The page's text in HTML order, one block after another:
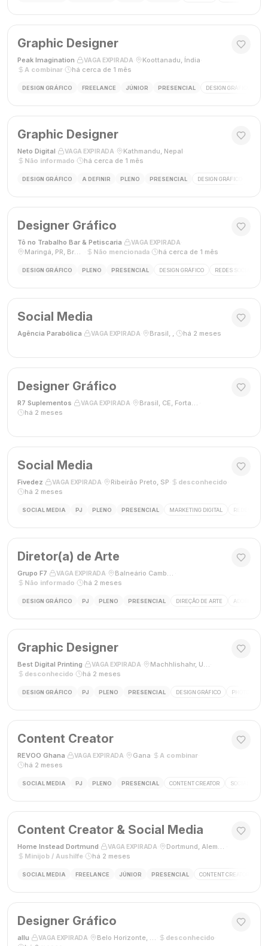
Graphic Designer
Peak Imagination VAGA EXPIRADA Koottanadu, Índia
A combinar
há cerca de 1 mês
DESIGN GRÁFICO FREELANCE JÚNIOR PRESENCIAL DESIGN GRÁFICO
Graphic Designer
Neto Digital VAGA EXPIRADA Kathmandu, Nepal
Não informado
há cerca de 1 mês
DESIGN GRÁFICO A DEFINIR PLENO PRESENCIAL DESIGN GRÁFICO
Designer Gráfico
Tô no Trabalho Bar & Petiscaria VAGA EXPIRADA
Maringá, PR, Brasil
Não mencionada há cerca de 1 mês
DESIGN GRÁFICO PLENO PRESENCIAL DESIGN GRÁFICO REDES SOCIAIS
Social Media
Agência Parabólica VAGA EXPIRADA Brasil, , há 2 meses
Designer Gráfico
R7 Suplementos VAGA EXPIRADA Brasil, CE, Fortaleza
há 2 meses
Social Media
Fivedez VAGA EXPIRADA Ribeirão Preto, SP desconhecido
há 2 meses
SOCIAL MEDIA PJ PLENO PRESENCIAL MARKETING DIGITAL REDES
Diretor(a) de Arte
Grupo F7 VAGA EXPIRADA Balneário Camboriú, SC, Brasil
Não informado
há 2 meses
DESIGN GRÁFICO PJ PLENO PRESENCIAL DIREÇÃO DE ARTE ADOBE
Graphic Designer
Best Digital Printing VAGA EXPIRADA Machhlishahr, Uttar Pradesh, Índia
desconhecido
há 2 meses
DESIGN GRÁFICO PJ PLENO PRESENCIAL DESIGN GRÁFICO PHOTOSHOP
Content Creator
REVOO Ghana VAGA EXPIRADA Gana A combinar·
há 2 meses
SOCIAL MEDIA PJ PLENO PRESENCIAL CONTENT CREATOR SOCIAL MEDIA
Content Creator & Social Media
Home Instead Dortmund VAGA EXPIRADA Dortmund, Alemanha
Minijob / Aushilfe
há 2 meses
SOCIAL MEDIA FREELANCE JÚNIOR PRESENCIAL CONTENT CREATOR
Designer Gráfico
allu VAGA EXPIRADA Belo Horizonte, MG, Brasil desconhecido